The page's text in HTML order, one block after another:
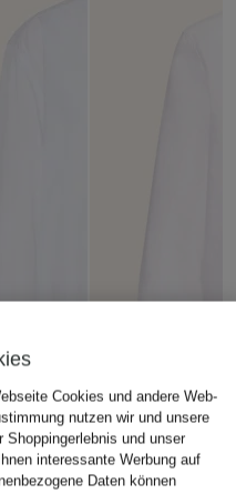
Cookies und andere Web-
nutzen wir und unsere
Shoppingerlebnis und unser
interessante Werbung auf
Daten können